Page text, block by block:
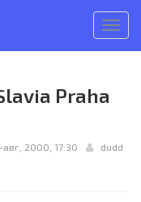
меню
Praha
авг, 2000, 17:30
dudd